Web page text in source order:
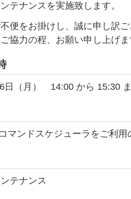
テナンスを実施致します。
便をお掛けし、誠に申し訳
協力の程、お願い申し上げ
日（月） 14:00 から 15:30
マンドスケジューラをご利用
テナンス